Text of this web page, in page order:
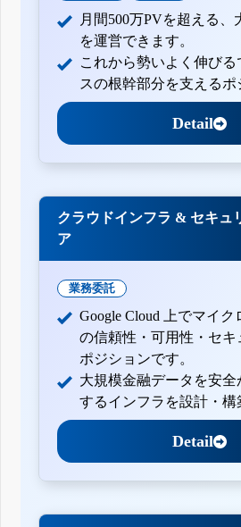
月間500万PVを超える、
を運営できます。
これから勢いよく伸び
スの根幹部分を支えるポ
Detail
クラウドインフラ & セキュ
ア
業務委託
Google Cloud 上でマイ
の信頼性・可用性・セキ
ポジションです。
大規模金融データを安全
するインフラを設計・構
Detail